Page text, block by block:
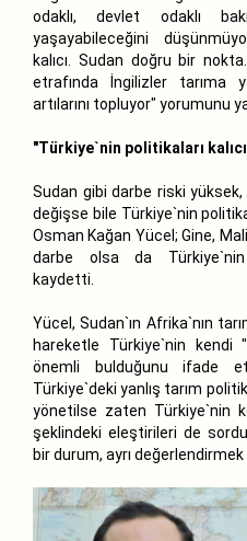
odaklı, devlet odaklı
yaşayabileceğini
kalıcı. Sudan doğru bir
etrafında İngilizler tarıma
artılarını topluyor" yorumunu
"Türkiye`nin politikaları
Sudan gibi darbe riski
değişse bile Türkiye`nin
Osman Kağan Yücel; Gine,
darbe olsa da Türkiye`nin
kaydetti.
Yücel, Sudan`ın Afrika`nın
hareketle Türkiye`nin kendi
önemli bulduğunu ifade
Türkiye`deki yanlış tarım
yönetilse zaten Türkiye`nin
şeklindeki eleştirileri de
bir durum, ayrı